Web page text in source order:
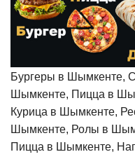
Бургеры в Шымкенте,
Шымкенте, Пицца в
Курица в Шымкенте,
Шымкенте, Ролы в
Пицца в Шымкенте,